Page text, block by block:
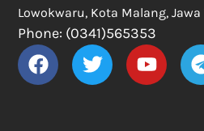
Lowokwaru, Kota Malang, Jawa
Phone: (0341)565353